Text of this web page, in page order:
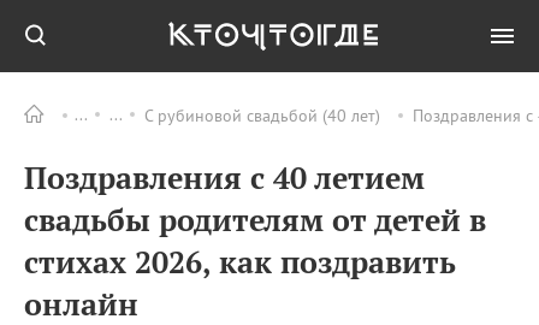
С рубиновой свадьбой (40 лет) Поздравления
Поздравления с 40 летием
свадьбы родителям от детей в
стихах 2026, как поздравить
онлайн
ПРАЗДНИКИ Все
08.08
День «Счастье
случается» (Happiness
Happens Day)
08.08 День мира в Аугсбурге